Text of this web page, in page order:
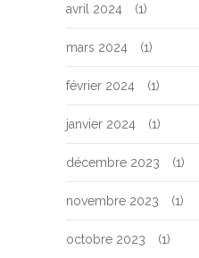
avril 2024 (1)
mars 2024 (1)
février 2024 (1)
janvier 2024 (1)
décembre 2023 (1)
novembre 2023 (1)
octobre 2023 (1)